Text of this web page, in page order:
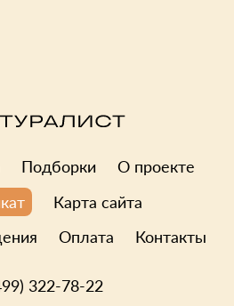
Подборки
О проекте
Карта сайта
Оплата Контакты
322-78-22